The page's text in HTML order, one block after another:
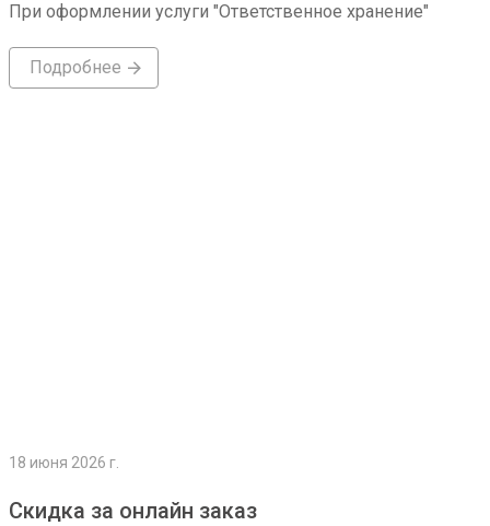
При оформлении услуги "Ответственное хранение"
Подробнее
18 июня 2026 г.
Скидка за онлайн заказ